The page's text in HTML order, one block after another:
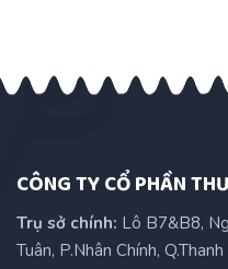
CÔNG TY CỔ PHẦN
Trụ sở chính: Lô B7&B8,
Tuân, P.Nhân Chính,